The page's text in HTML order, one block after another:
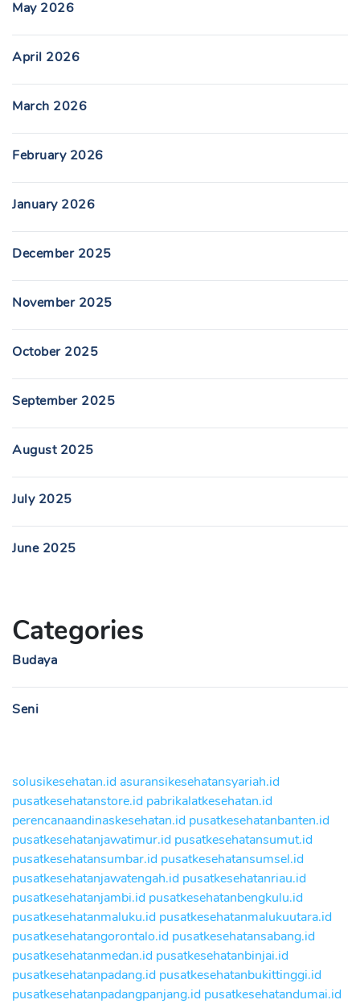
May 2026
April 2026
March 2026
February 2026
January 2026
December 2025
November 2025
October 2025
September 2025
August 2025
July 2025
June 2025
Categories
Budaya
Seni
solusikesehatan.id asuransikesehatansyariah.id
pusatkesehatanstore.id pabrikalatkesehatan.id
perencanaandinaskesehatan.id pusatkesehatanbanten.id
pusatkesehatanjawatimur.id pusatkesehatansumut.id
pusatkesehatansumbar.id pusatkesehatansumsel.id
pusatkesehatanjawatengah.id pusatkesehatanriau.id
pusatkesehatanjambi.id pusatkesehatanbengkulu.id
pusatkesehatanmaluku.id pusatkesehatanmalukuutara.id
pusatkesehatangorontalo.id pusatkesehatansabang.id
pusatkesehatanmedan.id pusatkesehatanbinjai.id
pusatkesehatanpadang.id pusatkesehatanbukittinggi.id
pusatkesehatanpadangpanjang.id pusatkesehatandumai.id